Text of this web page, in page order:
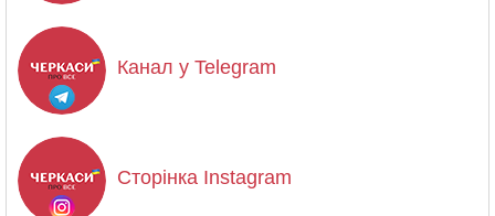
Канал у Telegram
Сторінка Instagram